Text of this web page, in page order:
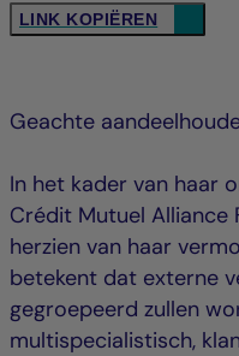
- NL_BE
LINK KOPIËREN
Geachte
In het kader van haar
Crédit Mutuel Alliance
herzien van haar
betekent dat externe
gegroepeerd zullen
multispecialistisch,